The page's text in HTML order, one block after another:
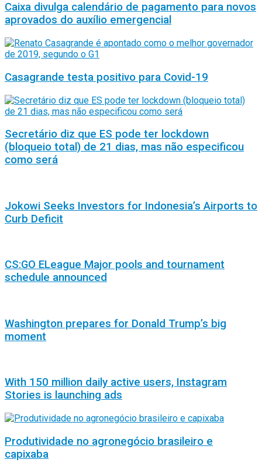
Caixa divulga calendário de pagamento para novos
aprovados do auxílio emergencial
Casagrande testa positivo para Covid-19
Secretário diz que ES pode ter lockdown
(bloqueio total) de 21 dias, mas não especificou
como será
Jokowi Seeks Investors for Indonesia’s Airports to
Curb Deficit
CS:GO ELeague Major pools and tournament
schedule announced
Washington prepares for Donald Trump’s big
moment
With 150 million daily active users, Instagram
Stories is launching ads
Produtividade no agronegócio brasileiro e
capixaba